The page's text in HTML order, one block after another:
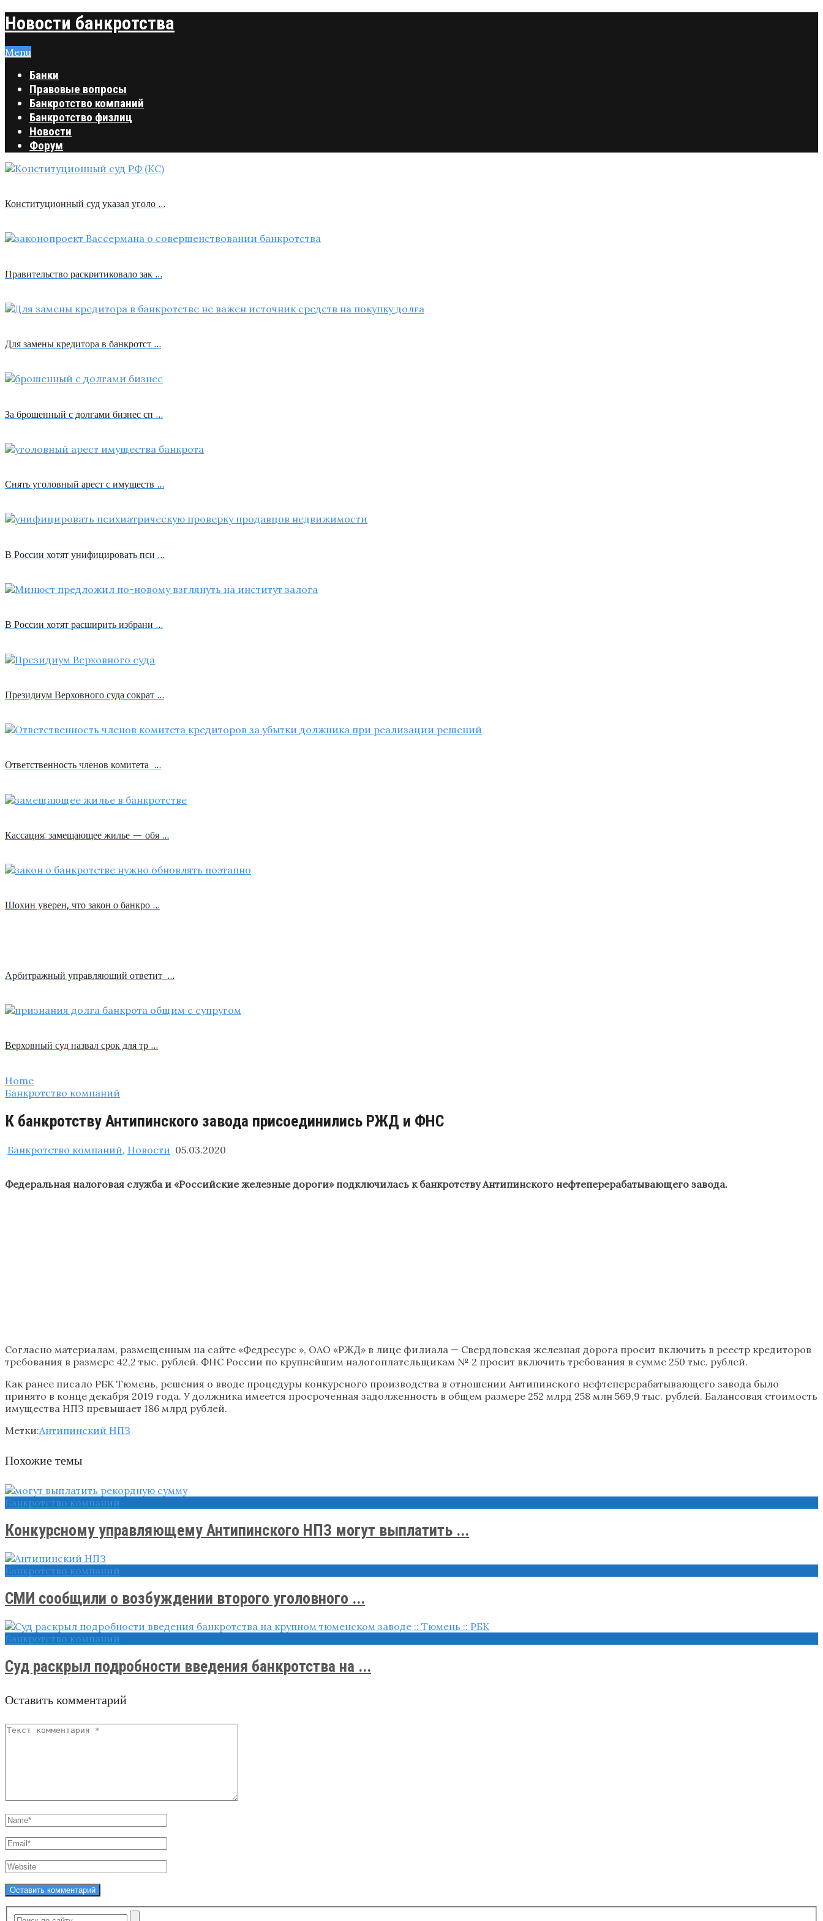
Новости банкротства
Menu
Банки
Правовые вопросы
Банкротство компаний
Банкротство физлиц
Новости
Форум
Конституционный суд указал уголо …
Правительство раскритиковало зак …
Для замены кредитора в банкротст …
За брошенный с долгами бизнес сп …
Снять уголовный арест с имуществ …
В России хотят унифицировать пси …
В России хотят расширить избрани …
Президиум Верховного суда сократ …
Ответственность членов комитета …
Кассация: замещающее жилье — обя …
Шохин уверен, что закон о банкро …
Арбитражный управляющий ответит …
Верховный суд назвал срок для тр …
Home
Банкротство компаний
К банкротству Антипинского завода присоединились РЖД и ФНС
Банкротство компаний, Новости 05.03.2020
Федеральная налоговая служба и «Российские железные дороги» подключилась к банкротству Антипинского нефтеперерабатывающего завода.
Согласно материалам, размещенным на сайте «Федресурс », ОАО «РЖД» в лице филиала — Свердловская железная дорога просит включить в реестр кредиторов
требования в размере 42,2 тыс. рублей. ФНС России по крупнейшим налогоплательщикам № 2 просит включить требования в сумме 250 тыс. рублей.
Как ранее писало РБК Тюмень, решения о вводе процедуры конкурсного производства в отношении Антипинского нефтеперерабатывающего завода было
принято в конце декабря 2019 года. У должника имеется просроченная задолженность в общем размере 252 млрд 258 млн 569,9 тыс. рублей. Балансовая стоимость
имущества НПЗ превышает 186 млрд рублей.
Метки:Антипинский НПЗ
Похожие темы
Банкротство компаний
Конкурсному управляющему Антипинского НПЗ могут выплатить ...
Банкротство компаний
СМИ сообщили о возбуждении второго уголовного ...
Банкротство компаний
Суд раскрыл подробности введения банкротства на ...
Оставить комментарий